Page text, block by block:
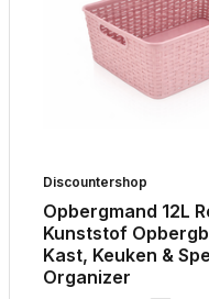
Discountershop
Opbergmand 12L
Kunststof
Kast, Keuken &
Organizer